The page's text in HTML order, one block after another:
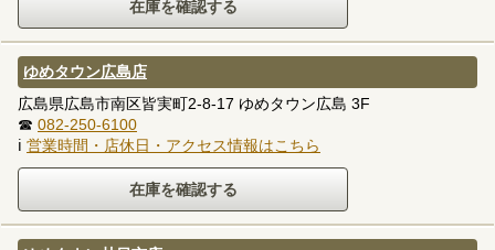
ゆめタウン広島店
広島県広島市南区皆実町2-8-17 ゆめタウン広島 3F
☎ 082-250-6100
ℹ 営業時間・店休日・アクセス情報はこちら